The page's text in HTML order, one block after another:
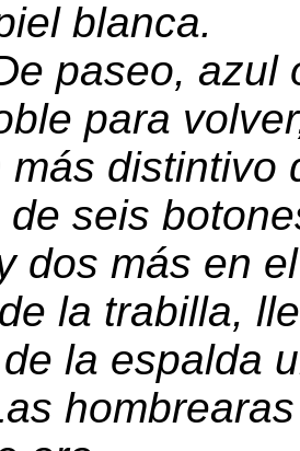
blanca.
paseo, azul
para volver
más distintivo
seis
dos más en
la trabilla,
la espalda